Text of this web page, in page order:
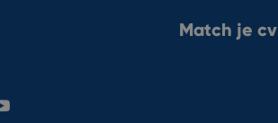
Match je cv